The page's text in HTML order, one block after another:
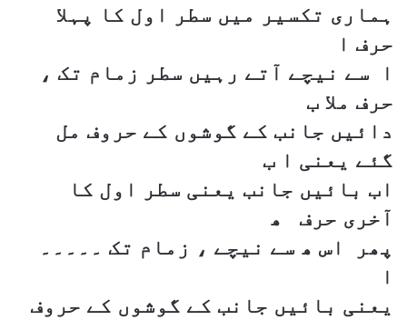
ہماری تکسیر میں سطر اول کا پہلا
حرف ا
ا سے نیچے آتے رہیں سطر زمام تک ،
حرف ملا ب
دائیں جانب کے گوشوں کے حروف مل
گئے یعنی ا ب
اب بائیں جانب یعنی سطر اول کا
آخری حرف ھ
پھر اس ھ سے نیچے ، زمام تک ۔۔۔۔۔
ا
یعنی بائیں جانب کے گوشوں کے حروف